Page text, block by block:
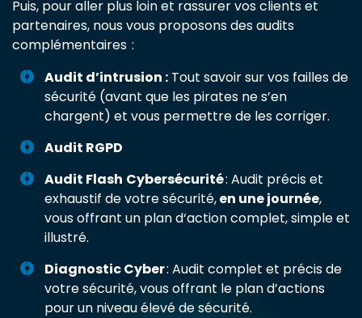
Puis, pour aller plus loin et rassurer vos clients et
partenaires, nous vous proposons des audits
complémentaires :
Audit d’intrusion : Tout savoir sur vos failles de
sécurité (avant que les pirates ne s’en
chargent) et vous permettre de les corriger.
Audit RGPD
Audit Flash Cybersécurité: Audit précis et
exhaustif de votre sécurité,en une journée,
vous offrant un plan d‘action complet, simple et
illustré.
Diagnostic Cyber: Audit complet et précis de
votre sécurité, vous offrant le plan d’actions
pour un niveau élevé de sécurité.